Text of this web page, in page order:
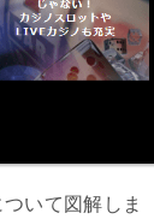
ついて図解しま